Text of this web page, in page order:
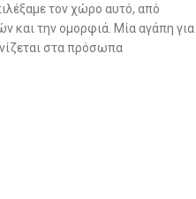
τον χώρο αυτό, από
και την ομορφιά. Μία αγάπη για
στα πρόσωπα